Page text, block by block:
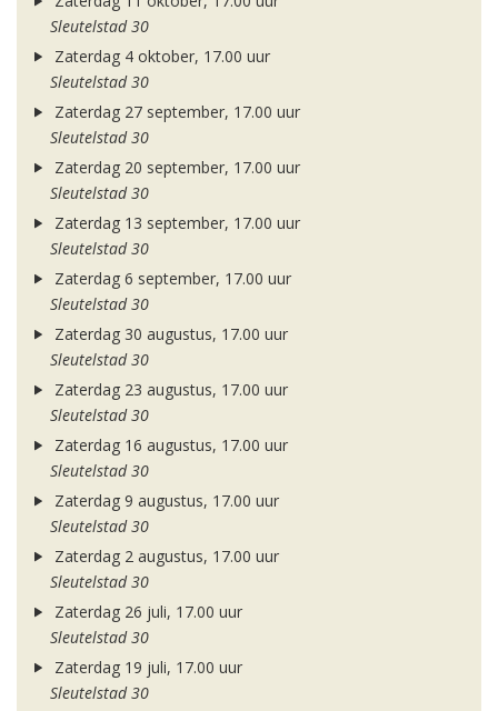
Sleutelstad 30
Zaterdag 4 oktober, 17.00 uur
Sleutelstad 30
Zaterdag 27 september, 17.00 uur
Sleutelstad 30
Zaterdag 20 september, 17.00 uur
Sleutelstad 30
Zaterdag 13 september, 17.00 uur
Sleutelstad 30
Zaterdag 6 september, 17.00 uur
Sleutelstad 30
Zaterdag 30 augustus, 17.00 uur
Sleutelstad 30
Zaterdag 23 augustus, 17.00 uur
Sleutelstad 30
Zaterdag 16 augustus, 17.00 uur
Sleutelstad 30
Zaterdag 9 augustus, 17.00 uur
Sleutelstad 30
Zaterdag 2 augustus, 17.00 uur
Sleutelstad 30
Zaterdag 26 juli, 17.00 uur
Sleutelstad 30
Zaterdag 19 juli, 17.00 uur
Sleutelstad 30